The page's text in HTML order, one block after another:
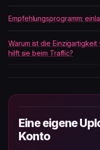
Empfehlungsprogramm:
Warum ist die
hilft sie beim Traffic?
Eine eigene
Konto